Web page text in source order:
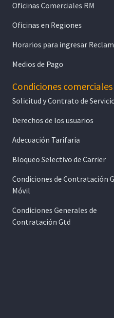
Oficinas Comerciales RM
Oficinas en Regiones
Horarios para ingresar
Medios de Pago
Condiciones comerciales
Solicitud y Contrato de
Derechos de los usuarios
Adecuación Tarifaria
Bloqueo Selectivo de Carrier
Condiciones de Contratación
Móvil
Condiciones Generales de
Contratación Gtd